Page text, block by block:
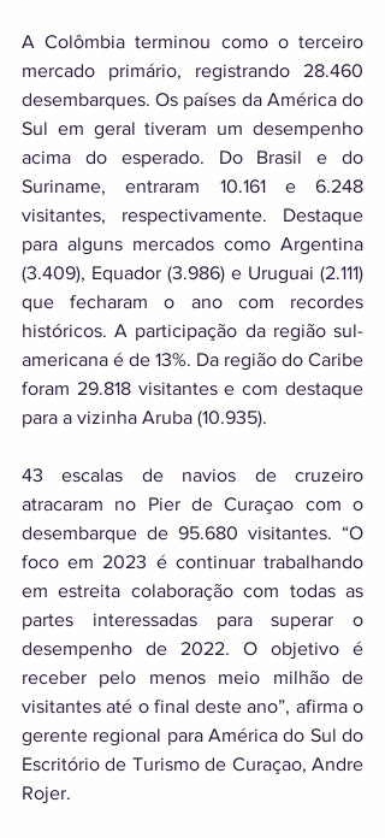
A Colômbia terminou como o terceiro
mercado primário, registrando 28.460
desembarques. Os países da América do
Sul em geral tiveram um desempenho
acima do esperado. Do Brasil e do
Suriname, entraram 10.161 e 6.248
visitantes, respectivamente. Destaque
para alguns mercados como Argentina
(3.409), Equador (3.986) e Uruguai (2.111)
que fecharam o ano com recordes
históricos. A participação da região sul-
americana é de 13%. Da região do Caribe
foram 29.818 visitantes e com destaque
para a vizinha Aruba (10.935).
43 escalas de navios de cruzeiro
atracaram no Pier de Curaçao com o
desembarque de 95.680 visitantes. “O
foco em 2023 é continuar trabalhando
em estreita colaboração com todas as
partes interessadas para superar o
desempenho de 2022. O objetivo é
receber pelo menos meio milhão de
visitantes até o final deste ano”, afirma o
gerente regional para América do Sul do
Escritório de Turismo de Curaçao, Andre
Rojer.